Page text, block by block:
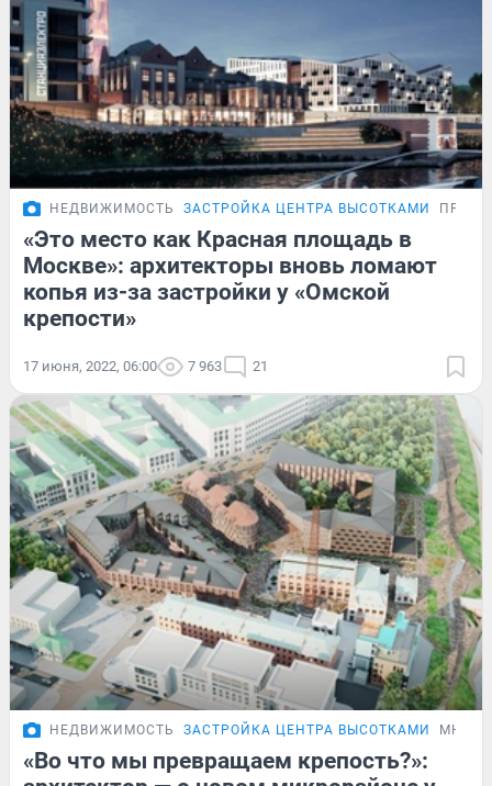
НЕДВИЖИМОСТЬ ЗАСТРОЙКА ЦЕНТРА ВЫСОТКАМИ
«Это место как Красная площадь в
Москве»: архитекторы вновь ломают
копья из-за застройки у «Омской
крепости»
17 июня, 2022, 06:00 7 963 21
НЕДВИЖИМОСТЬ ЗАСТРОЙКА ЦЕНТРА ВЫСОТКАМИ
«Во что мы превращаем крепость?»: